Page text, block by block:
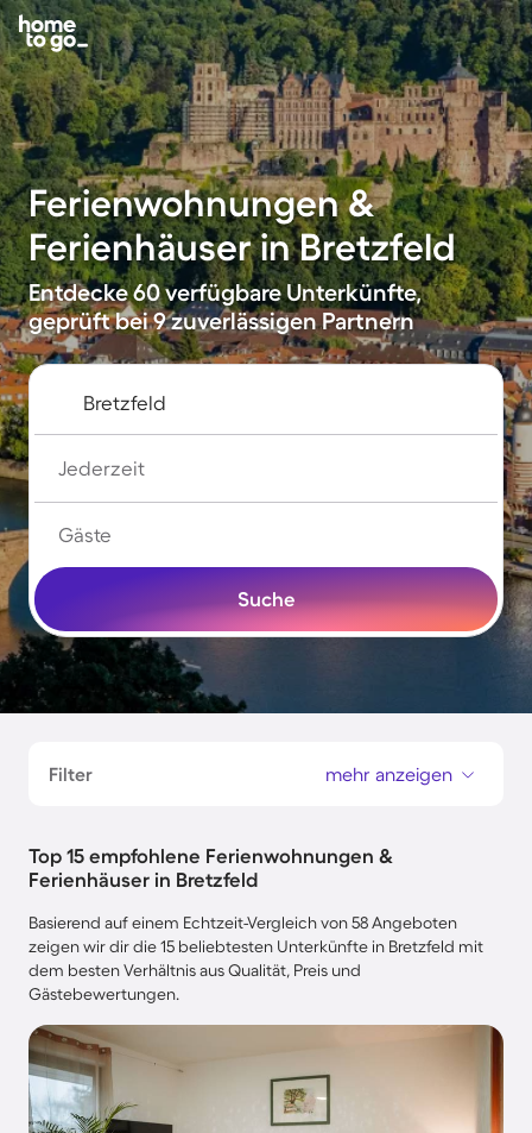
Ferienwohnungen &
Ferienhäuser in Bretzfeld
Entdecke 60 verfügbare Unterkünfte,
geprüft bei 9 zuverlässigen Partnern
Jederzeit
Gäste
Suche
Filter mehr anzeigen
Top 15 empfohlene Ferienwohnungen &
Ferienhäuser in Bretzfeld
Basierend auf einem Echtzeit-Vergleich von 58 Angeboten
zeigen wir dir die 15 beliebtesten Unterkünfte in Bretzfeld mit
dem besten Verhältnis aus Qualität, Preis und
Gästebewertungen.